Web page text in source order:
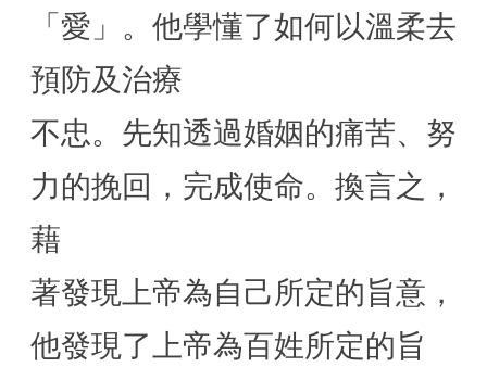
「愛」。他學懂了如何以溫柔去
預防及治療
不忠。先知透過婚姻的痛苦、努
力的挽回，完成使命。換言之，
藉
著發現上帝為自己所定的旨意，
他發現了上帝為百姓所定的旨